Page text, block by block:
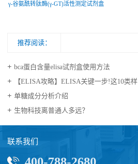
γ-谷氨酰转肽酶(γ-GT)活性测定试剂盒
推荐阅读：
bca蛋白含量elisa试剂盒使用方法
【ELISA攻略】ELISA关键一步!这10类样品要如何处理?
​单糖成分分析介绍
生物科技离普通人多远？
联系我们